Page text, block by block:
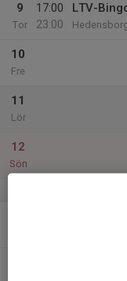
9
Tor
17:00
23:00
LTV-
10
Fre
11
Lör
12
Sön